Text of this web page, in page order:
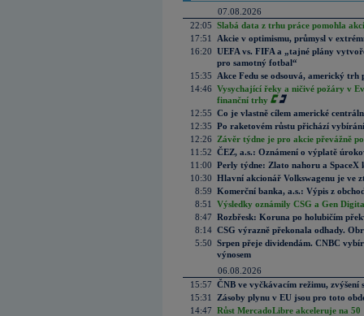
07.08.2026
22:05 Slabá data z trhu práce pomohla
17:51
Akcie v optimismu, průmysl v
16:20 UEFA vs. FIFA a „tajné plány
pro samotný fotbal“
15:35
Akce Fedu se odsouvá, americký
14:46 Vysychající řeky a ničivé požáry v
finanční trhy
12:55 Co je vlastně cílem americké
12:35 Po raketovém růstu přichází
12:26
Závěr týdne je pro akcie převážně
11:52 ČEZ, a.s.: Oznámení o výplatě
11:00 Perly týdne: Zlato nahoru a SpaceX
10:30 Hlavní akcionář Volkswagenu je ve
8:59 Komerční banka, a.s.: Výpis z
8:51
Výsledky oznámily CSG a Gen
8:47 Rozbřesk: Koruna po holubičím
8:14 CSG výrazně překonala odhady.
5:50 Srpen přeje dividendám. CNBC
výnosem
06.08.2026
15:57 ČNB ve vyčkávacím režimu, zvýšení
15:31
Zásoby plynu v EU jsou pro toto
14:47 Růst MercadoLibre akceleruje na